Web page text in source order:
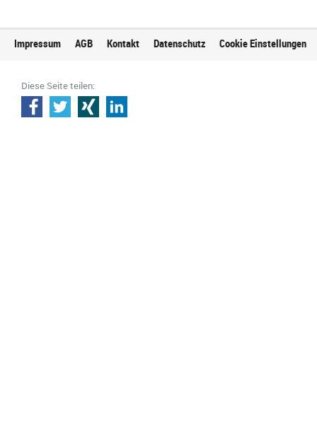
Impressum AGB Kontakt Datenschutz Cookie Einstellungen
Diese Seite teilen: